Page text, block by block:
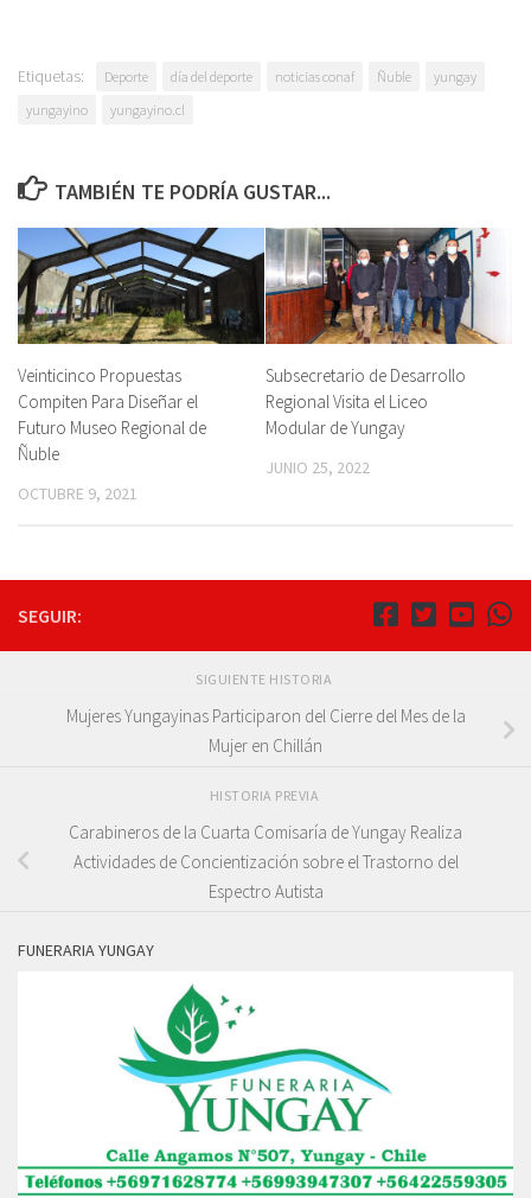
Etiquetas: Deporte día del deporte noticias conaf Ñuble
yungay
yungayino
yungayino.cl
TAMBIÉN TE PODRÍA GUSTAR...
Veinticinco Propuestas
Compiten Para Diseñar el
Futuro Museo Regional de
Ñuble
OCTUBRE 9, 2021
Subsecretario de Desarrollo
Regional Visita el Liceo
Modular de Yungay
JUNIO 25, 2022
SEGUIR:
SIGUIENTE HISTORIA
Mujeres Yungayinas Participaron del Cierre del Mes de la
Mujer en Chillán
HISTORIA PREVIA
Carabineros de la Cuarta Comisaría de Yungay Realiza
Actividades de Concientización sobre el Trastorno del
Espectro Autista
FUNERARIA YUNGAY